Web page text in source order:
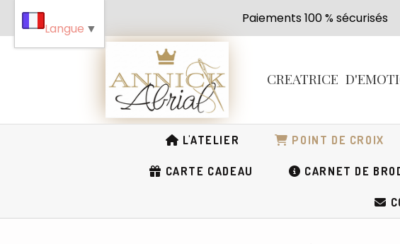
Paiements 100 %
CREATRICE
L'ATELIER POINT DE CROIX
CARTE CADEAU CARNET DE
Langue ▼